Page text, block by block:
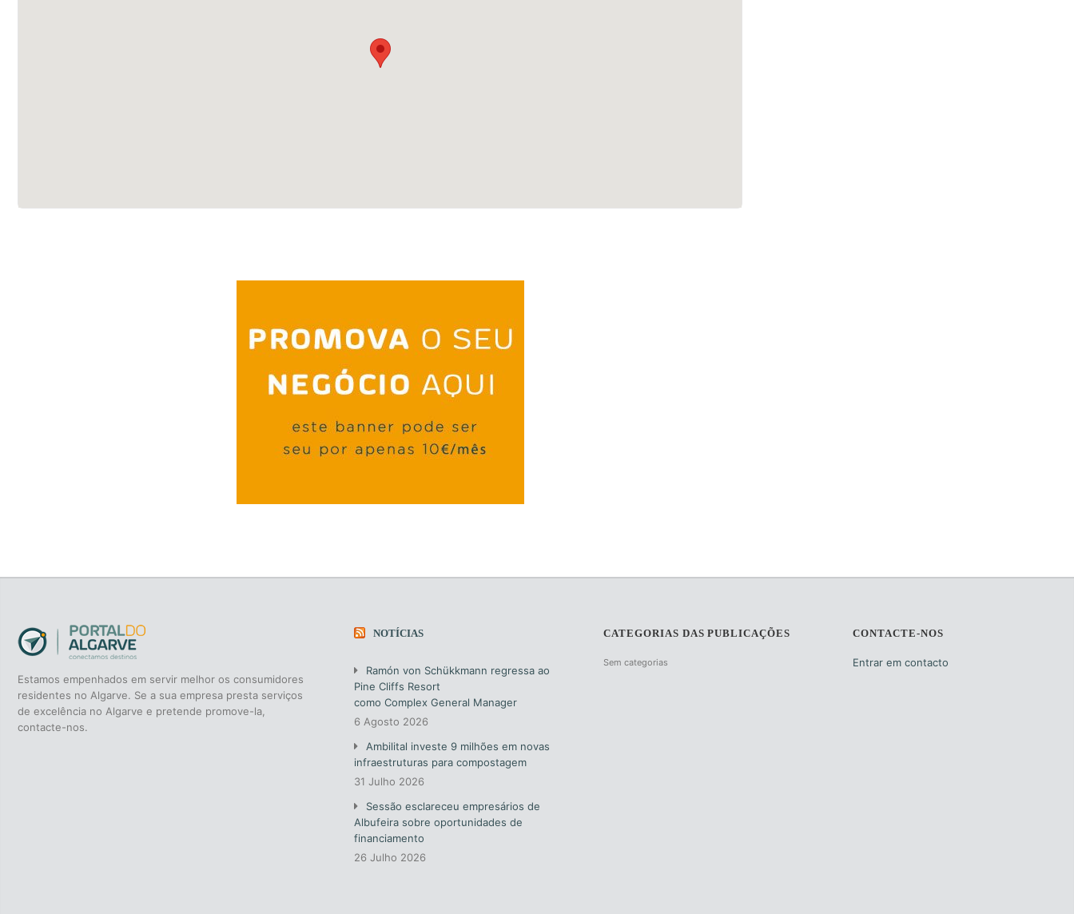
Estamos empenhados em servir melhor os consumidores
residentes no Algarve. Se a sua empresa presta serviços
de excelência no Algarve e pretende promove-la,
contacte-nos.
NOTÍCIAS
Ramón von Schükkmann regressa ao
Pine Cliffs Resort
como Complex General Manager
6 Agosto 2026
Ambilital investe 9 milhões em novas
infraestruturas para compostagem
31 Julho 2026
Sessão esclareceu empresários de
Albufeira sobre oportunidades de
financiamento
26 Julho 2026
CATEGORIAS DAS PUBLICAÇÕES
Sem categorias
CONTACTE-NOS
Entrar em contacto